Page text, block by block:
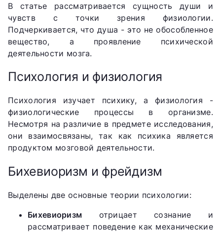
В статье рассматривается сущность души и
чувств с точки зрения физиологии.
Подчеркивается, что душа - это не обособленное
вещество, а проявление психической
деятельности мозга.
Психология и физиология
Психология изучает психику, а физиология -
физиологические процессы в организме.
Несмотря на различие в предмете исследования,
они взаимосвязаны, так как психика является
продуктом мозговой деятельности.
Бихевиоризм и фрейдизм
Выделены две основные теории психологии:
Бихевиоризм отрицает сознание и
рассматривает поведение как механические